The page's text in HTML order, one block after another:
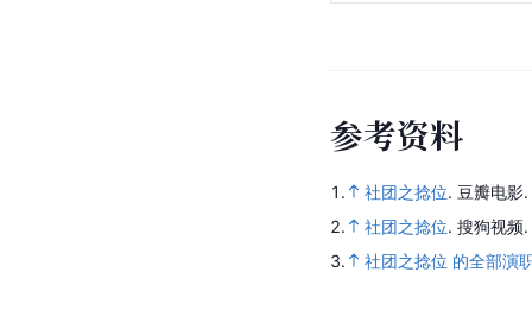
参考资料
1. 社团之捻位. 豆瓣电影.
2.
社团之捻位. 搜狗视频.
3.
社团之捻位 的全部演